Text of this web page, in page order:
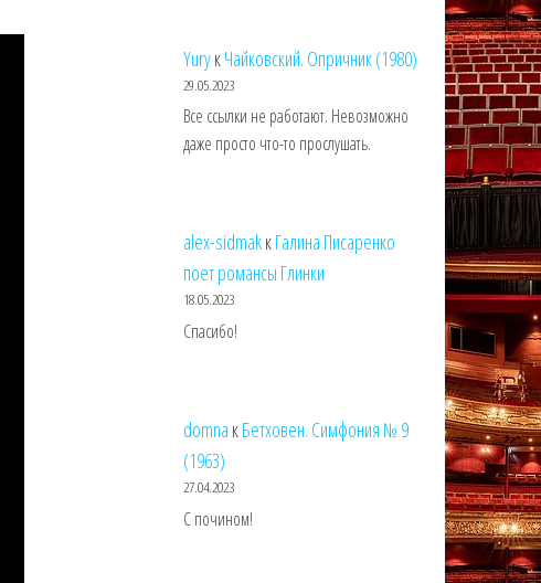
YuryкЧайковский. Опричник (1980)
29.05.2023
Все ссылки не работают. Невозможно
даже просто что-то прослушать.
alex-sidmakкГалина Писаренко
поет романсы Глинки
18.05.2023
Спасибо!
domna кБетховен. Симфония № 9
(1963)
27.04.2023
С почином!